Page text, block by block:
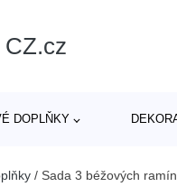
DOPLŇKY
/ Sada 3 béžových